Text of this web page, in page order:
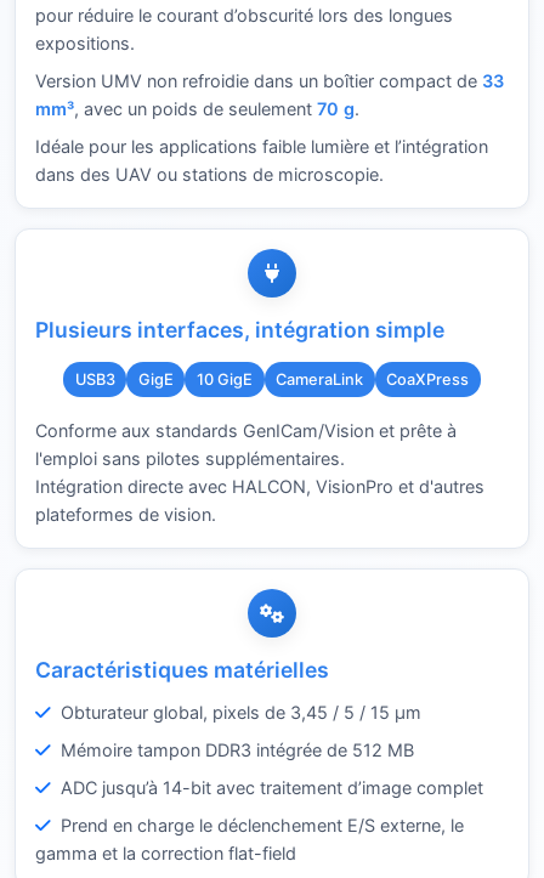
pour réduire le courant d’obscurité lors des longues
expositions.
Version UMV non refroidie dans un boîtier compact de 33
mm³, avec un poids de seulement 70 g.
Idéale pour les applications faible lumière et l’intégration
dans des UAV ou stations de microscopie.
Plusieurs interfaces, intégration simple
USB3 GigE 10 GigE CameraLink CoaXPress
Conforme aux standards GenICam/Vision et prête à
l'emploi sans pilotes supplémentaires.
Intégration directe avec HALCON, VisionPro et d'autres
plateformes de vision.
Caractéristiques matérielles
Obturateur global, pixels de 3,45 / 5 / 15 µm
Mémoire tampon DDR3 intégrée de 512 MB
ADC jusqu’à 14-bit avec traitement d’image complet
Prend en charge le déclenchement E/S externe, le
gamma et la correction flat-field